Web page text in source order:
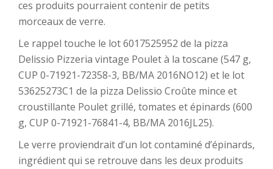
ces produits pourraient contenir de petits
morceaux de verre.
Le rappel touche le lot 6017525952 de la pizza
Delissio Pizzeria vintage Poulet à la toscane (547 g,
CUP 0-71921-72358-3, BB/MA 2016NO12) et le lot
53625273C1 de la pizza Delissio Croûte mince et
croustillante Poulet grillé, tomates et épinards (600
g, CUP 0-71921-76841-4, BB/MA 2016JL25).
Le verre proviendrait d’un lot contaminé d’épinards,
ingrédient qui se retrouve dans les deux produits